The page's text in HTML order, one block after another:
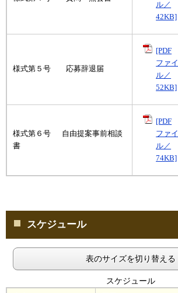
ル／
42KB]
様式第５号 応募辞退届
[PDF
ファイ
ル／
52KB]
様式第６号 自由提案事前相談
書
[PDF
ファイ
ル／
74KB]
スケジュール
表のサイズを切り替える
スケジュール